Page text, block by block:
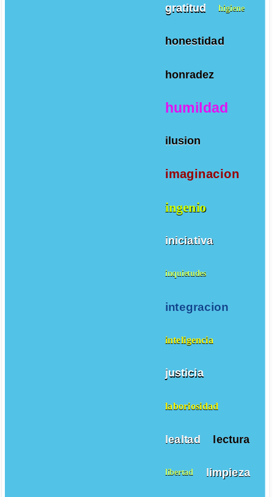
gratitud higiene
honestidad
honradez
humildad
ilusion
imaginacion
ingenio
iniciativa
inquietudes
integracion
inteligencia
justicia
laboriosidad
lealtad lectura
libertad limpieza